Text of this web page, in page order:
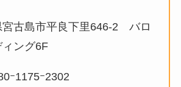
宮古島市平良下里646-2 バロ
ィング6F
ｰ1175ｰ2302